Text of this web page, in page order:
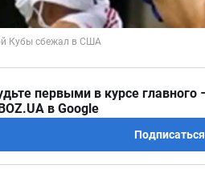
первыми в курсе
в Google
Подписаться